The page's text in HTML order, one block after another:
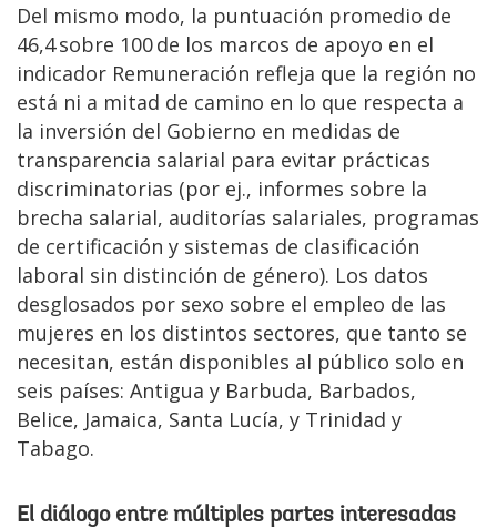
Del mismo modo, la puntuación promedio de
46,4 sobre 100 de los marcos de apoyo en el
indicador Remuneración refleja que la región no
está ni a mitad de camino en lo que respecta a
la inversión del Gobierno en medidas de
transparencia salarial para evitar prácticas
discriminatorias (por ej., informes sobre la
brecha salarial, auditorías salariales, programas
de certificación y sistemas de clasificación
laboral sin distinción de género). Los datos
desglosados por sexo sobre el empleo de las
mujeres en los distintos sectores, que tanto se
necesitan, están disponibles al público solo en
seis países: Antigua y Barbuda, Barbados,
Belice, Jamaica, Santa Lucía, y Trinidad y
Tabago.
El diálogo entre múltiples partes interesadas